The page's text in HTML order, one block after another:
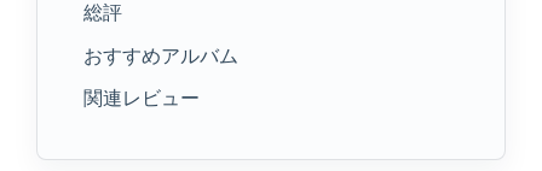
総評
おすすめアルバム
関連レビュー